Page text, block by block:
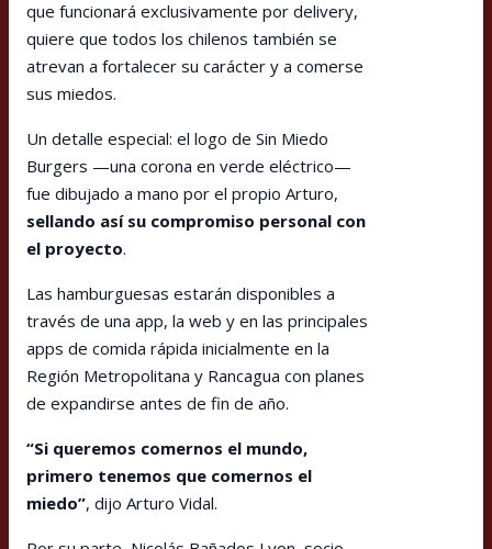
que funcionará exclusivamente por delivery,
quiere que todos los chilenos también se
atrevan a fortalecer su carácter y a comerse
sus miedos.
Un detalle especial: el logo de Sin Miedo
Burgers —una corona en verde eléctrico—
fue dibujado a mano por el propio Arturo,
sellando así su compromiso personal con
el proyecto.
Las hamburguesas estarán disponibles a
través de una app, la web y en las principales
apps de comida rápida inicialmente en la
Región Metropolitana y Rancagua con planes
de expandirse antes de fin de año.
“Si queremos comernos el mundo,
primero tenemos que comernos el
miedo”, dijo Arturo Vidal.